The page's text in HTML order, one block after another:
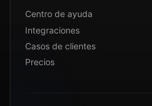
Centro de ayuda
Integraciones
Casos de clientes
Precios